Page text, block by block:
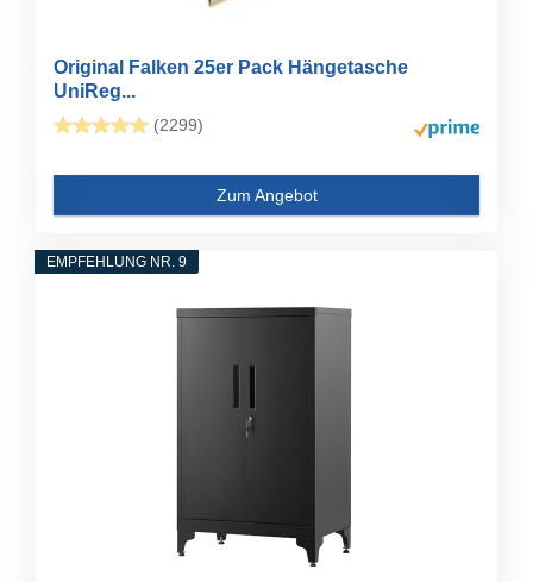
Original Falken 25er Pack Hängetasche
UniReg...
(2299)
Zum Angebot
EMPFEHLUNG NR. 9